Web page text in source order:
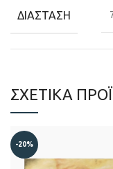
ΔΙΆΣΤΑΣΗ
ΣΧΕΤΙΚΆ
-20%